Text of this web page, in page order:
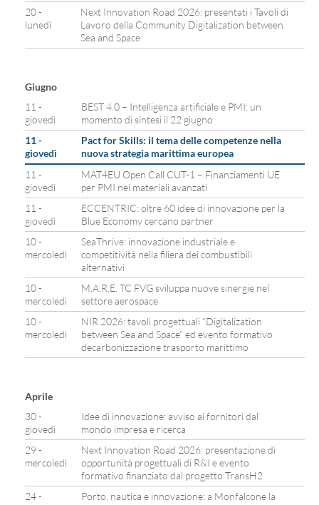
20 -
lunedì
Next Innovation Road 2026: presentati i Tavoli di
Lavoro della Community Digitalization between
Sea and Space
Giugno
11 -
giovedì
BEST 4.0 – Intelligenza artificiale e PMI: un
momento di sintesi il 22 giugno
11 -
giovedì
Pact for Skills: il tema delle competenze nella
nuova strategia marittima europea
11 -
giovedì
MAT4EU Open Call CUT-1 – Finanziamenti UE
per PMI nei materiali avanzati
11 -
giovedì
ECCENTRIC: oltre 60 idee di innovazione per la
Blue Economy cercano partner
10 -
mercoledì
SeaThrive: innovazione industriale e
competitività nella filiera dei combustibili
alternativi
10 -
mercoledì
M.A.R.E. TC FVG sviluppa nuove sinergie nel
settore aerospace
10 -
mercoledì
NIR 2026: tavoli progettuali “Digitalization
between Sea and Space” ed evento formativo
decarbonizzazione trasporto marittimo
Aprile
30 -
giovedì
Idee di innovazione: avviso ai fornitori dal
mondo impresa e ricerca
29 -
mercoledì
Next Innovation Road 2026: presentazione di
opportunità progettuali di R&I e evento
formativo finanziato dal progetto TransH2
24 -
Porto, nautica e innovazione: a Monfalcone la